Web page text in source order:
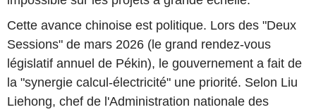
Cette avance chinoise est politique. Lors des "Deux
Sessions" de mars 2026 (le grand rendez-vous
législatif annuel de Pékin), le gouvernement a fait de
la "synergie calcul-électricité" une priorité. Selon Liu
Liehong, chef de l'Administration nationale des